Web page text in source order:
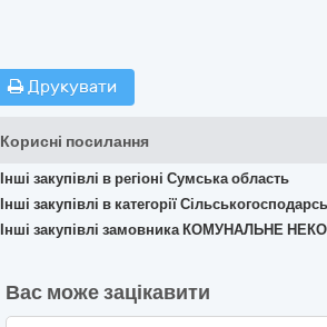
Друкувати
Корисні посилання
Інші закупівлі в регіоні Сумська область
Інші закупівлі в категорії
Інші закупівлі замовника КОМУНАЛЬНЕ
Вас може зацікавити